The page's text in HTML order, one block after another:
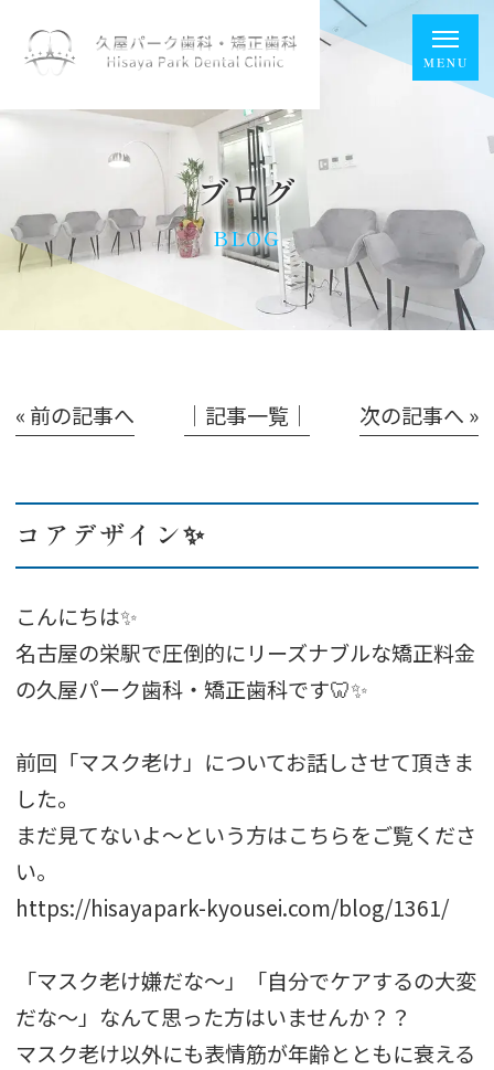
ブログ
BLOG
« 前の記事へ │記事一覧│ 次の記事へ »
コアデザイン✨
こんにちは✨
名古屋の栄駅で圧倒的にリーズナブルな矯正料金
の久屋パーク歯科・矯正歯科です🦷✨
前回「マスク老け」についてお話しさせて頂きま
した。
まだ見てないよ～という方はこちらをご覧くださ
い。
https://hisayapark-kyousei.com/blog/1361/
「マスク老け嫌だな～」「自分でケアするの大変
だな～」なんて思った方はいませんか？？
マスク老け以外にも表情筋が年齢とともに衰える